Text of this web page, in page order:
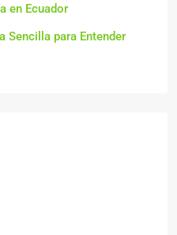
en Ecuador
Sencilla para Entender